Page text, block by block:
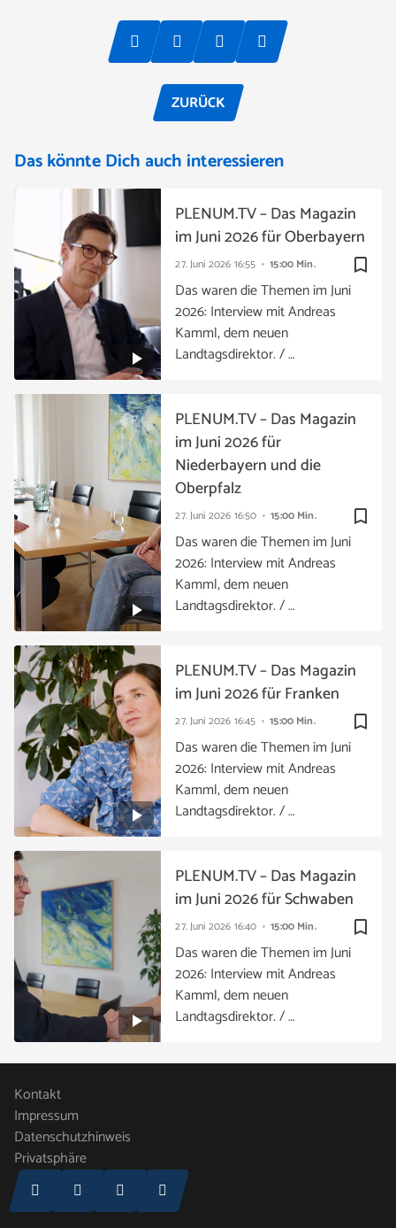
ZURÜCK
Das könnte Dich auch interessieren
bookmark_border
27. Juni 2026 16:55 15:00 Min.
PLENUM.TV – Das Magazin
im Juni 2026 für Oberbayern
Das waren die Themen im Juni
2026: Interview mit Andreas
Kamml, dem neuen
Landtagsdirektor. / …
bookmark_border
27. Juni 2026 16:50 15:00 Min.
PLENUM.TV – Das Magazin
im Juni 2026 für
Niederbayern und die
Oberpfalz
Das waren die Themen im Juni
2026: Interview mit Andreas
Kamml, dem neuen
Landtagsdirektor. / …
bookmark_border
27. Juni 2026 16:45 15:00 Min.
PLENUM.TV – Das Magazin
im Juni 2026 für Franken
Das waren die Themen im Juni
2026: Interview mit Andreas
Kamml, dem neuen
Landtagsdirektor. / …
bookmark_border
27. Juni 2026 16:40 15:00 Min.
PLENUM.TV – Das Magazin
im Juni 2026 für Schwaben
Das waren die Themen im Juni
2026: Interview mit Andreas
Kamml, dem neuen
Landtagsdirektor. / …
Kontakt
Impressum
Datenschutzhinweis
Privatsphäre